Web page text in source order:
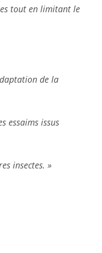
tout en limitant le
de la
essaims issus
insectes. »